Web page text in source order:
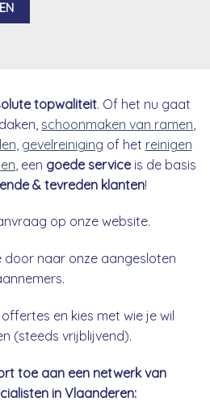
topwaliteit. Of het nu gaat
schoonmaken van ramen
gevelreiniging of het reinigen
, een goede serviceis de basis
& tevreden klanten!
op onze website.
door naar onze aangesloten
en kies met wie je wil
(steeds vrijblijvend).
toe aan een netwerk van
in Vlaanderen: